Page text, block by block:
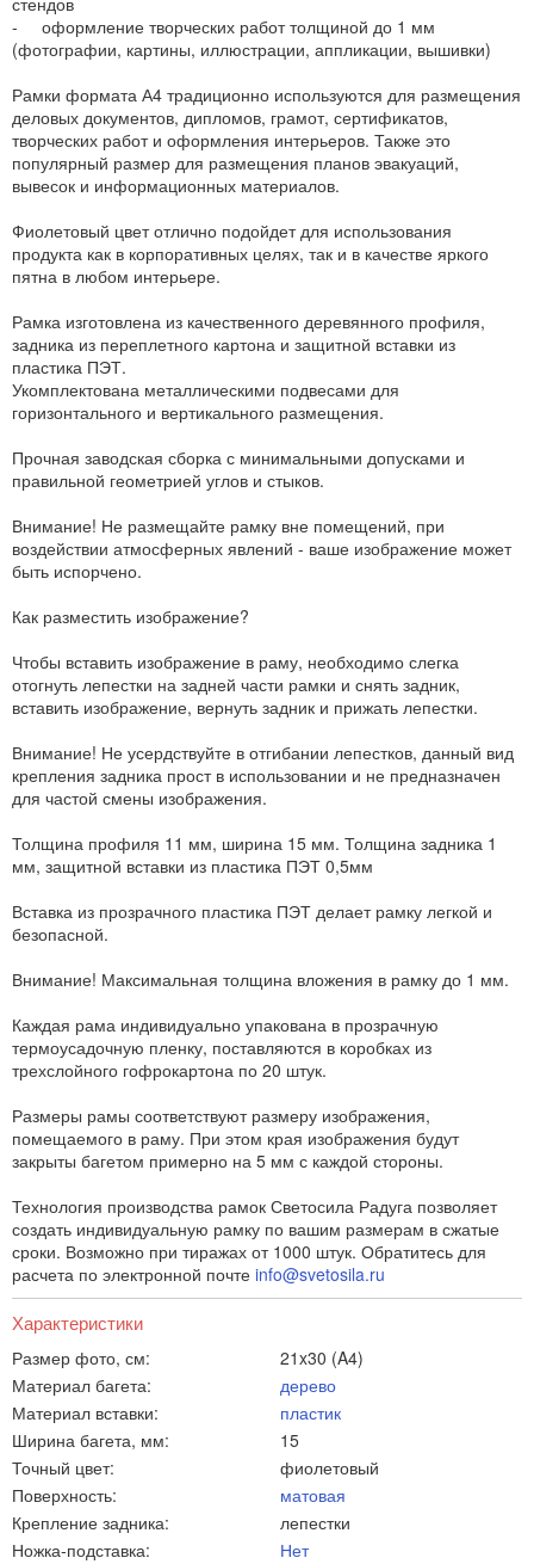
- оформление творческих работ толщиной до 1 мм
(фотографии, картины, иллюстрации, аппликации, вышивки)
Рамки формата А4 традиционно используются для размещения
деловых документов, дипломов, грамот, сертификатов,
творческих работ и оформления интерьеров. Также это
популярный размер для размещения планов эвакуаций,
вывесок и информационных материалов.
Фиолетовый цвет отлично подойдет для использования
продукта как в корпоративных целях, так и в качестве яркого
пятна в любом интерьере.
Рамка изготовлена из качественного деревянного профиля,
задника из переплетного картона и защитной вставки из
пластика ПЭТ.
Укомплектована металлическими подвесами для
горизонтального и вертикального размещения.
Прочная заводская сборка с минимальными допусками и
правильной геометрией углов и стыков.
Внимание! Не размещайте рамку вне помещений, при
воздействии атмосферных явлений - ваше изображение может
быть испорчено.
Как разместить изображение?
Чтобы вставить изображение в раму, необходимо слегка
отогнуть лепестки на задней части рамки и снять задник,
вставить изображение, вернуть задник и прижать лепестки.
Внимание! Не усердствуйте в отгибании лепестков, данный вид
крепления задника прост в использовании и не предназначен
для частой смены изображения.
Толщина профиля 11 мм, ширина 15 мм. Толщина задника 1
мм, защитной вставки из пластика ПЭТ 0,5мм
Вставка из прозрачного пластика ПЭТ делает рамку легкой и
безопасной.
Внимание! Максимальная толщина вложения в рамку до 1 мм.
Каждая рама индивидуально упакована в прозрачную
термоусадочную пленку, поставляются в коробках из
трехслойного гофрокартона по 20 штук.
Размеры рамы соответствуют размеру изображения,
помещаемого в раму. При этом края изображения будут
закрыты багетом примерно на 5 мм с каждой стороны.
Технология производства рамок Светосила Радуга позволяет
создать индивидуальную рамку по вашим размерам в сжатые
сроки. Возможно при тиражах от 1000 штук. Обратитесь для
расчета по электронной почте info@svetosila.ru
Характеристики
Размер фото, см:
21x30 (A4)
Материал багета:
дерево
Материал вставки:
пластик
Ширина багета, мм:
15
Точный цвет:
фиолетовый
Поверхность:
матовая
Крепление задника:
лепестки
Ножка-подставка:
Нет